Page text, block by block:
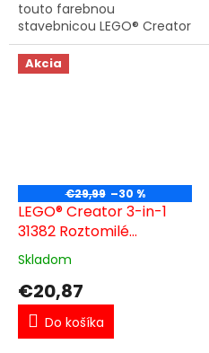
touto farebnou
stavebnicou LEGO® Creator
Retro kolieskové korčule
(31148). Model obsahuje
hračkárske kolieskové
Akcia
€29,99 –30 %
LEGO® Creator 3-in-1
31382 Roztomilé
zvieratká: Hravé
šteniatko
Skladom
€20,87
Do košíka